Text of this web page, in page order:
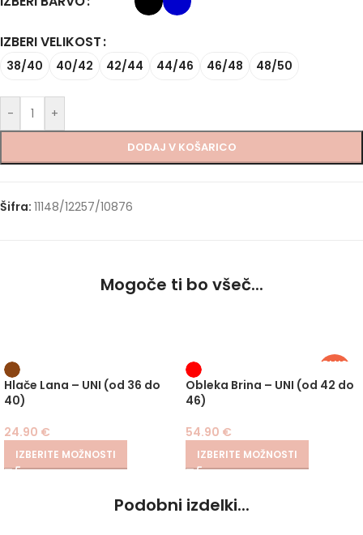
IZBERI VELIKOST
38/40 40/42 42/44 44/46 46/48 48/50
- +
DODAJ V KOŠARICO
Šifra: 11148/12257/10876
Mogoče ti bo všeč...
Hlače Lana – UNI (od 36 do
40)
24.90 €
IZBERITE MOŽNOSTI
PLUS
Obleka Brina – UNI (od 42 do
46)
54.90 €
IZBERITE MOŽNOSTI
Podobni izdelki...